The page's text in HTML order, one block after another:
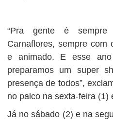
“Pra gente é
Carnaflores, sempre com
e animado. E esse
preparamos um super
presença de todos”,
no palco na sexta-feira (1)
Já no sábado (2) e na